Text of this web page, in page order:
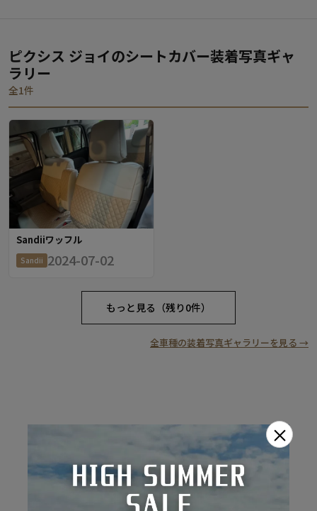
ピクシス ジョイのシートカバー装着写真ギャ
ラリー
全1件
Sandiiワッフル
Sandii 2024-07-02
もっと見る（残り0件）
全車種の装着写真ギャラリーを見る →
RECOMMEND OPTION
おすすめオプション
×